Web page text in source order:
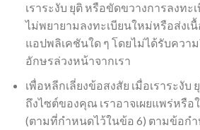
เราระงับ ยุติ หรือขัดขวางการลงท
ไม่พยายามลงทะเบียนใหม่หรือส่งเ
แอปพลิเคชันใด ๆ โดยไม่ได้รับคว
อักษรล่วงหน้าจากเรา
เพื่อหลีกเลี่ยงข้อสงสัย เมื่อเราระงับ
ถึงไซต์ของคุณ เราอาจเผยแพร่หรื
(ตามที่กำหนดไว้ในข้อ 6) ตามข้อก